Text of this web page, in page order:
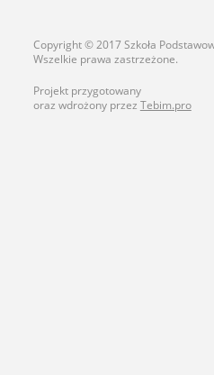
Copyright © 2017 Szkoła
Wszelkie prawa zastrzeżone.
Projekt przygotowany
oraz wdrożony przez Tebim.pro